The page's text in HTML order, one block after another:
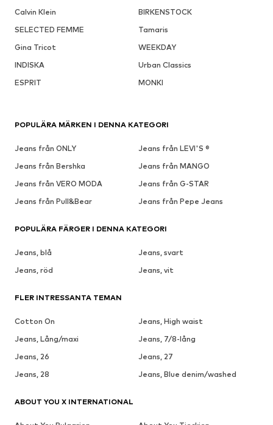
Calvin Klein
BIRKENSTOCK
SELECTED FEMME
Tamaris
Gina Tricot
WEEKDAY
INDISKA
Urban Classics
ESPRIT
MONKI
POPULÄRA MÄRKEN I DENNA KATEGORI
Jeans från ONLY
Jeans från LEVI'S ®
Jeans från Bershka
Jeans från MANGO
Jeans från VERO MODA
Jeans från G-STAR
Jeans från Pull&Bear
Jeans från Pepe Jeans
POPULÄRA FÄRGER I DENNA KATEGORI
Jeans, blå
Jeans, svart
Jeans, röd
Jeans, vit
FLER INTRESSANTA TEMAN
Cotton On
Jeans, High waist
Jeans, Lång/maxi
Jeans, 7/8-lång
Jeans, 26
Jeans, 27
Jeans, 28
Jeans, Blue denim/washed
ABOUT YOU X INTERNATIONAL